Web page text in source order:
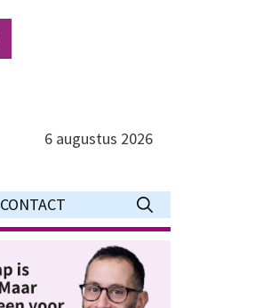
6 augustus 2026
CONTACT